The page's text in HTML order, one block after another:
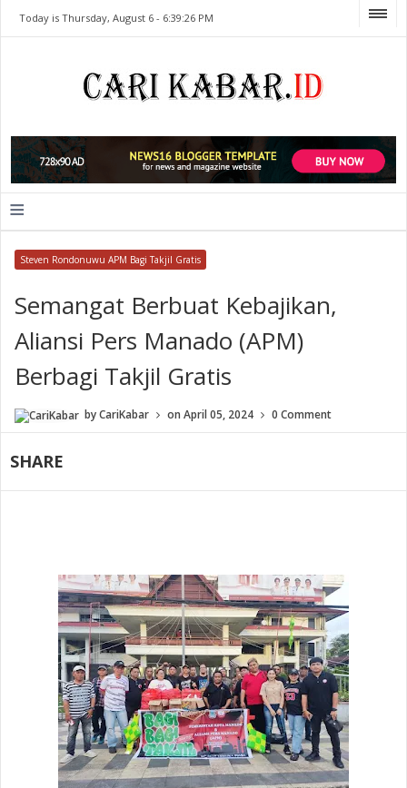
Today is Thursday, August 6 - 6:39:26 PM
≡
Steven Rondonuwu APM Bagi Takjil Gratis
Semangat Berbuat Kebajikan,
Aliansi Pers Manado (APM)
Berbagi Takjil Gratis
byCariKabar onApril 05, 2024 0 Comment
SHARE